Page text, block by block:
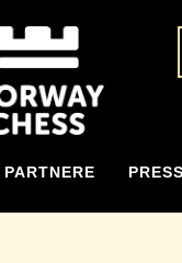
PARTNERE